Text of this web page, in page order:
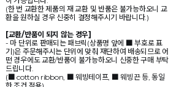
(한 번 교환한 제품의 재 교환 및 반품은 불가능하오니 교
환을 원하실 경우 신중히 결정해주시기 바랍니다.)
[교환/반품이 되지 않는 경우]
- 마 단위로 판매되는 패브릭(상품명 앞에 ■ 부호로 표
기)은 주문해주시는 단위에 맞춰 재단하여 배송되므로 어
떤 경우에도 교환/반품이 불가능하오니 신중한 구매 부탁
드립니다.
(■ cotton ribbon, ■ 웨빙테이프, ■ 웨빙끈 등, 동일